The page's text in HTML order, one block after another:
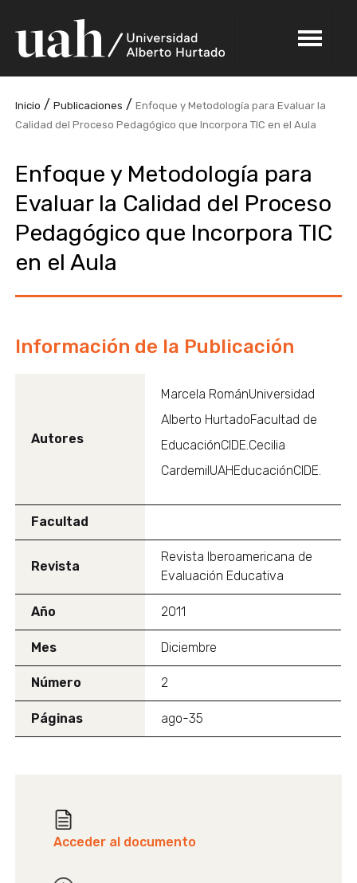
Inicio /Publicaciones /Enfoque y Metodología para Evaluar la
Calidad del Proceso Pedagógico que Incorpora TIC en el Aula
Enfoque y Metodología para
Evaluar la Calidad del Proceso
Pedagógico que Incorpora TIC
en el Aula
Información de la Publicación
Autores
Marcela RománUniversidad
Alberto HurtadoFacultad de
EducaciónCIDE.Cecilia
CardemilUAHEducaciónCIDE.
Facultad
Revista
Revista Iberoamericana de
Evaluación Educativa
Año 2011
Mes Diciembre
Número 2
Páginas ago-35
Acceder al documento